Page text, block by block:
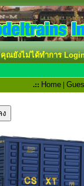
คุณยังไม่ได้ทำการ
.:: Home |